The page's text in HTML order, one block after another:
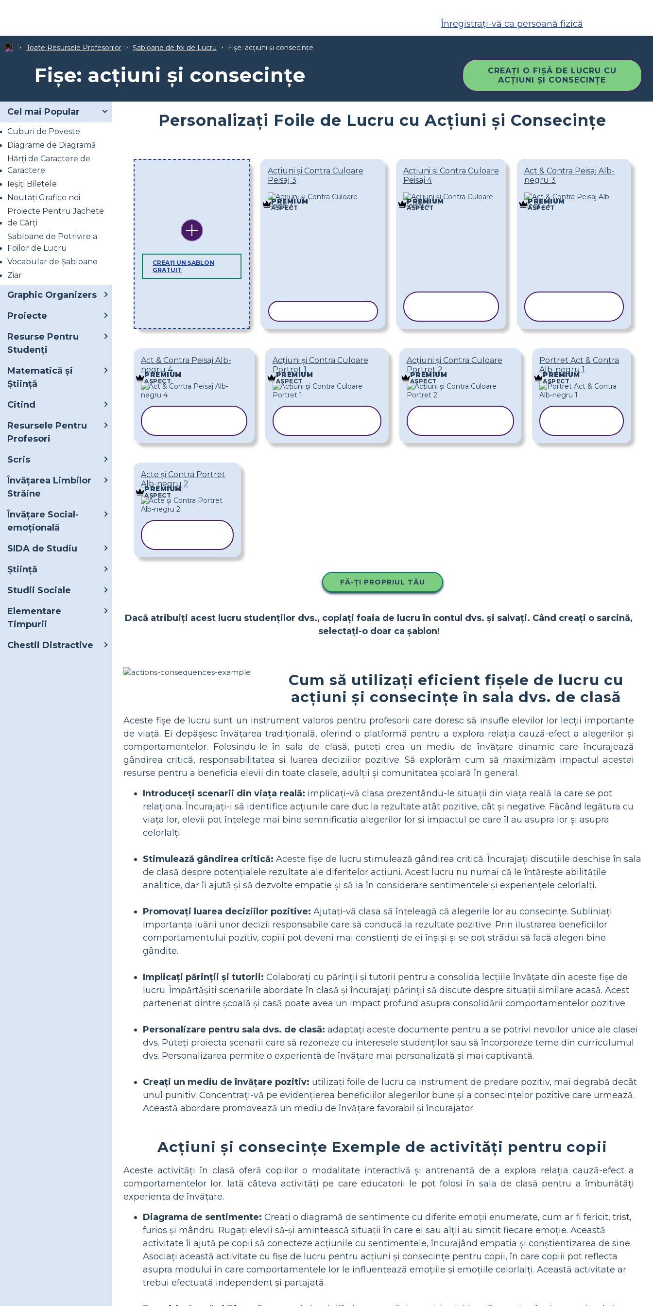
Înregistrați-vă ca persoană fizică
Toate Resursele Profesorilor Șabloane de foi de Lucru Fișe: acțiuni și consecințe
Fișe: acțiuni și consecințe
CREAȚI O FIȘĂ DE LUCRU CU
ACȚIUNI ȘI CONSECINȚE
Cel mai Popular
Cuburi de Poveste
Diagrame de Diagramă
Hărți de Caractere de
Caractere
Ieșiți Biletele
Noutăți Grafice noi
Proiecte Pentru Jachete
de Cărți
Șabloane de Potrivire a
Foilor de Lucru
Vocabular de Șabloane
Ziar
Graphic Organizers
Proiecte
Resurse Pentru
Studenți
Matematică și
Știință
Citind
Resursele Pentru
Profesori
Scris
Învățarea Limbilor
Străine
Învățare Social-
emoțională
SIDA de Studiu
Ştiinţă
Studii Sociale
Elementare
Timpurii
Chestii Distractive
Personalizați Foile de Lucru cu Acțiuni și Consecințe
CREAȚI UN ȘABLON
GRATUIT
Acțiuni și Contra Culoare
Peisaj 3
PREMIUM
ASPECT
Acțiuni și Contra Culoare
Peisaj 4
PREMIUM
ASPECT
Act & Contra Peisaj Alb-
negru 3
PREMIUM
ASPECT
Act & Contra Peisaj Alb-
negru 4
PREMIUM
ASPECT
Acțiuni și Contra Culoare
Portret 1
PREMIUM
ASPECT
Acțiuni și Contra Culoare
Portret 2
PREMIUM
ASPECT
Portret Act & Contra
Alb-negru 1
PREMIUM
ASPECT
Acte și Contra Portret
Alb-negru 2
PREMIUM
ASPECT
FĂ-ȚI PROPRIUL TĂU
Dacă atribuiți acest lucru studenților dvs., copiați foaia de lucru în contul dvs. și salvați. Când creați o sarcină,
selectați-o doar ca șablon!
Cum să utilizați eficient fișele de lucru cu
acțiuni și consecințe în sala dvs. de clasă
Aceste fișe de lucru sunt un instrument valoros pentru profesorii care doresc să insufle elevilor lor lecții importante
de viață. Ei depășesc învățarea tradițională, oferind o platformă pentru a explora relația cauză-efect a alegerilor și
comportamentelor. Folosindu-le în sala de clasă, puteți crea un mediu de învățare dinamic care încurajează
gândirea critică, responsabilitatea și luarea deciziilor pozitive. Să explorăm cum să maximizăm impactul acestei
resurse pentru a beneficia elevii din toate clasele, adulții și comunitatea școlară în general.
Introduceți scenarii din viața reală: implicați-vă clasa prezentându-le situații din viața reală la care se pot
relaționa. Încurajați-i să identifice acțiunile care duc la rezultate atât pozitive, cât și negative. Făcând legătura cu
viața lor, elevii pot înțelege mai bine semnificația alegerilor lor și impactul pe care îl au asupra lor și asupra
celorlalți.
Stimulează gândirea critică: Aceste fișe de lucru stimulează gândirea critică. Încurajați discuțiile deschise în sala
de clasă despre potențialele rezultate ale diferitelor acțiuni. Acest lucru nu numai că le întărește abilitățile
analitice, dar îi ajută și să dezvolte empatie și să ia în considerare sentimentele și experiențele celorlalți.
Promovați luarea deciziilor pozitive: Ajutați-vă clasa să înțeleagă că alegerile lor au consecințe. Subliniați
importanța luării unor decizii responsabile care să conducă la rezultate pozitive. Prin ilustrarea beneficiilor
comportamentului pozitiv, copiii pot deveni mai conștienți de ei înșiși și se pot strădui să facă alegeri bine
gândite.
Implicați părinții și tutorii: Colaborați cu părinții și tutorii pentru a consolida lecțiile învățate din aceste fișe de
lucru. Împărtășiți scenariile abordate în clasă și încurajați părinții să discute despre situații similare acasă. Acest
parteneriat dintre școală și casă poate avea un impact profund asupra consolidării comportamentelor pozitive.
Personalizare pentru sala dvs. de clasă: adaptați aceste documente pentru a se potrivi nevoilor unice ale clasei
dvs. Puteți proiecta scenarii care să rezoneze cu interesele studenților sau să încorporeze teme din curriculumul
dvs. Personalizarea permite o experiență de învățare mai personalizată și mai captivantă.
Creați un mediu de învățare pozitiv: utilizați foile de lucru ca instrument de predare pozitiv, mai degrabă decât
unul punitiv. Concentrați-vă pe evidențierea beneficiilor alegerilor bune și a consecințelor pozitive care urmează.
Această abordare promovează un mediu de învățare favorabil și încurajator.
Acțiuni și consecințe Exemple de activități pentru copii
Aceste activități în clasă oferă copiilor o modalitate interactivă și antrenantă de a explora relația cauză-efect a
comportamentelor lor. Iată câteva activități pe care educatorii le pot folosi în sala de clasă pentru a îmbunătăți
experiența de învățare.
Diagrama de sentimente: Creați o diagramă de sentimente cu diferite emoții enumerate, cum ar fi fericit, trist,
furios și mândru. Rugați elevii să-și amintească situații în care ei sau alții au simțit fiecare emoție. Această
activitate îi ajută pe copii să conecteze acțiunile cu sentimentele, încurajând empatia și conștientizarea de sine.
Asociați această activitate cu fișe de lucru pentru acțiuni și consecințe pentru copii, în care copiii pot reflecta
asupra modului în care comportamentele lor le influențează emoțiile și emoțiile celorlalți. Această activitate ar
trebui efectuată independent și partajată.